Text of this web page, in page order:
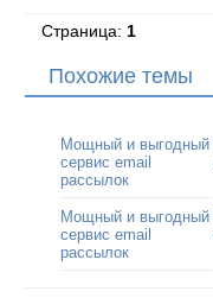
Страница: 1
Похожие темы
Мощный и выгодный
сервис email
рассылок
Мощный и выгодный
сервис email
рассылок